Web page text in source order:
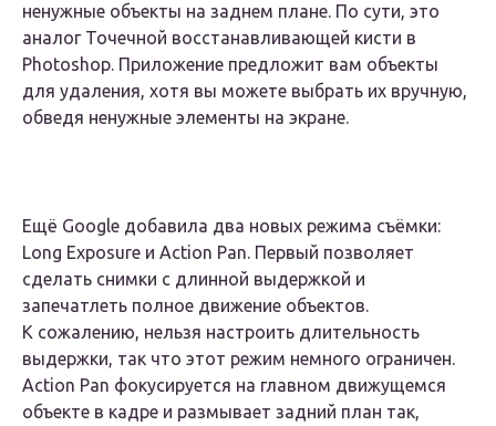
ненужные объекты на заднем плане. По сути, это
аналог Точечной восстанавливающей кисти в
Photoshop. Приложение предложит вам объекты
для удаления, хотя вы можете выбрать их вручную,
обведя ненужные элементы на экране.
Ещё Google добавила два новых режима съёмки:
Long Exposure и Action Pan. Первый позволяет
сделать снимки с длинной выдержкой и
запечатлеть полное движение объектов.
К сожалению, нельзя настроить длительность
выдержки, так что этот режим немного ограничен.
Action Pan фокусируется на главном движущемся
объекте в кадре и размывает задний план так,